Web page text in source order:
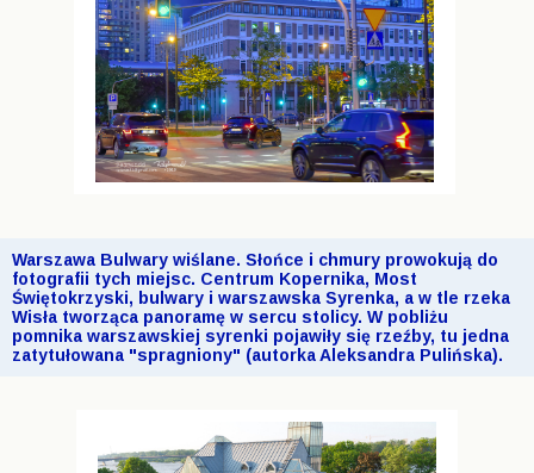
Warszawa Bulwary wiślane. Słońce i chmury prowokują do
fotografii tych miejsc. Centrum Kopernika, Most
Świętokrzyski, bulwary i warszawska Syrenka, a w tle rzeka
Wisła tworząca panoramę w sercu stolicy. W pobliżu
pomnika warszawskiej syrenki pojawiły się rzeźby, tu jedna
zatytułowana "spragniony" (autorka Aleksandra Pulińska).